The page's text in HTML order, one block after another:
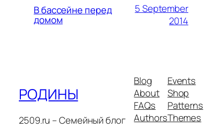
В бассейне перед
домом
5 September
2014
РОДИНЫ
2509.ru – Семейный блог
Blog
About
FAQs
Authors
Events
Shop
Patterns
Themes